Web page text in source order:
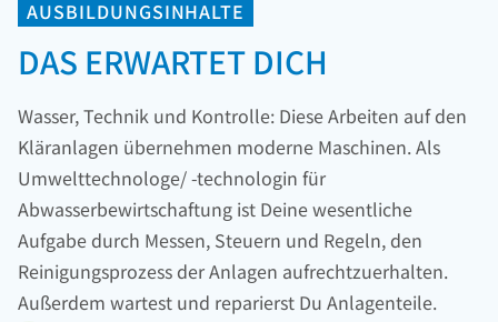
AUSBILDUNGSINHALTE
DAS ERWARTET DICH
Wasser, Technik und Kontrolle: Diese Arbeiten auf den
Kläranlagen übernehmen moderne Maschinen. Als
Umwelttechnologe/ -technologin für
Abwasserbewirtschaftung ist Deine wesentliche
Aufgabe durch Messen, Steuern und Regeln, den
Reinigungsprozess der Anlagen aufrechtzuerhalten.
Außerdem wartest und reparierst Du Anlagenteile.